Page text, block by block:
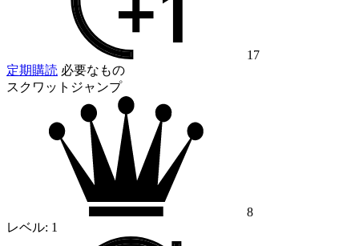
17
定期購読 必要なもの
スクワットジャンプ
8
レベル: 1